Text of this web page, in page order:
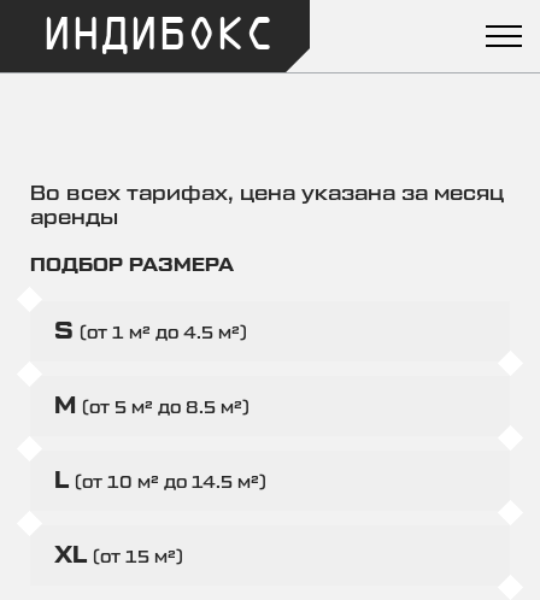
ИНДИБОКС
Во всех тарифах, цена указана за месяц
аренды
ПОДБОР РАЗМЕРА
S (от 1 м² до 4.5 м²)
M (от 5 м² до 8.5 м²)
L (от 10 м² до 14.5 м²)
XL (от 15 м²)